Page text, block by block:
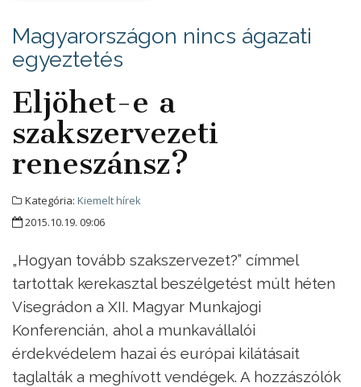
Magyarországon nincs ágazati
egyeztetés
Eljöhet-e a
szakszervezeti
reneszánsz?
Kategória: Kiemelt hírek
2015.10.19. 09:06
„Hogyan tovább szakszervezet?” címmel
tartottak kerekasztal beszélgetést múlt héten
Visegrádon a XII. Magyar Munkajogi
Konferencián, ahol a munkavállalói
érdekvédelem hazai és európai kilátásait
taglalták a meghívott vendégek. A hozzászólók